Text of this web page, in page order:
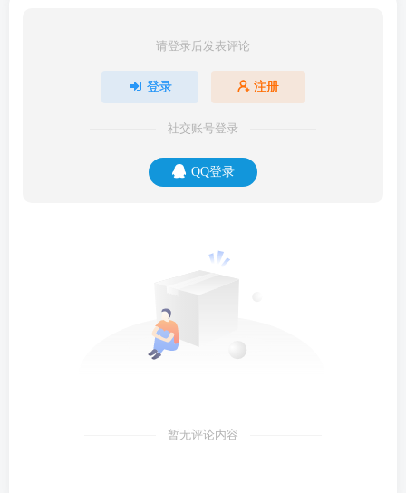
请登录后发表评论
登录 注册
社交账号登录
QQ登录
暂无评论内容